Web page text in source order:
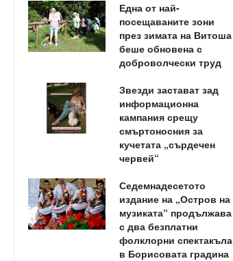
Една от най-
посещаваните зони
през зимата на Витоша
беше обновена с
доброволчески труд
Звезди застават зад
информационна
кампания срещу
смъртоносния за
кучетата „сърдечен
червей“
Седемнадесетото
издание на „Остров на
музиката“ продължава
с два безплатни
фолклорни спектакъла
в Борисовата градина